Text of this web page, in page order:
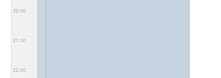
20:00
21:00
22:00